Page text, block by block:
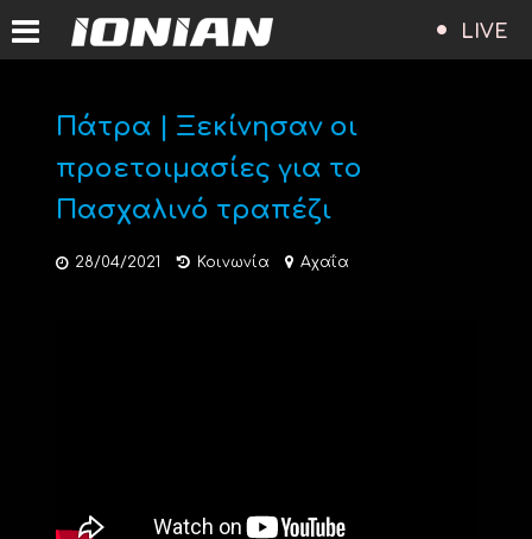
LIVE
Πάτρα | Ξεκίνησαν οι
προετοιμασίες για το
Πασχαλινό τραπέζι
28/04/2021 Κοινωνία Αχαΐα